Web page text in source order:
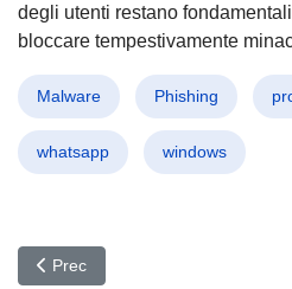
degli utenti restano
bloccare tempestivamente
Malware Phishing
whatsapp windows
Articolo precedente: Allarme
Prec